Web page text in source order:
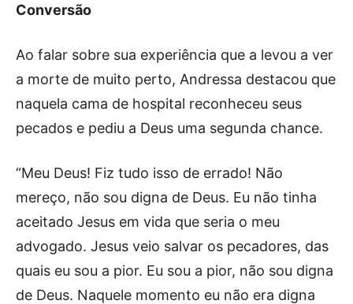
Conversão
Ao falar sobre sua experiência que a levou a ver
a morte de muito perto, Andressa destacou que
naquela cama de hospital reconheceu seus
pecados e pediu a Deus uma segunda chance.
“Meu Deus! Fiz tudo isso de errado! Não
mereço, não sou digna de Deus. Eu não tinha
aceitado Jesus em vida que seria o meu
advogado. Jesus veio salvar os pecadores, das
quais eu sou a pior. Eu sou a pior, não sou digna
de Deus. Naquele momento eu não era digna